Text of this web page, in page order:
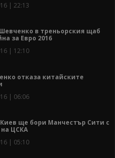
| 22:13
в треньорския щаб
за Евро 2016
| 12:10
отказа китайските
| 06:06
ще бори Манчестър Сити с
ЦСКА
| 05:10